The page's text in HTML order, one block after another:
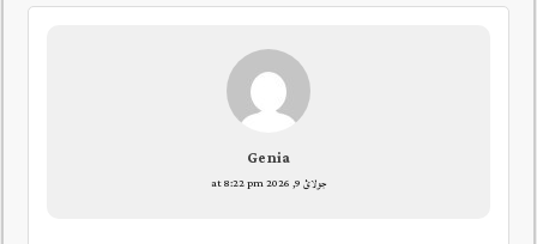
Genia
جولائ 9, 2026 at 8:22 pm